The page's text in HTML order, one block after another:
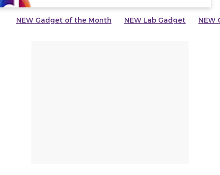
NEW Gadget of the Month NEW Lab Gadget NEW